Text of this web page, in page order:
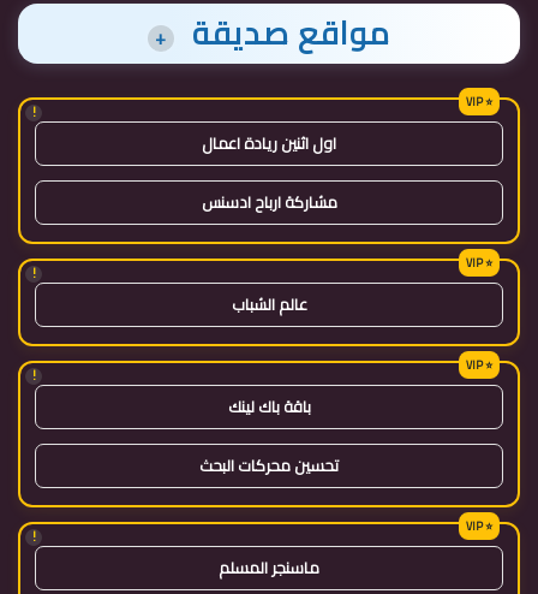
مواقع صديقة +
!
اول اثنين ريادة اعمال
مشاركة ارباح ادسنس
!
عالم الشباب
!
باقة باك لينك
تحسين محركات البحث
!
ماسنجر المسلم